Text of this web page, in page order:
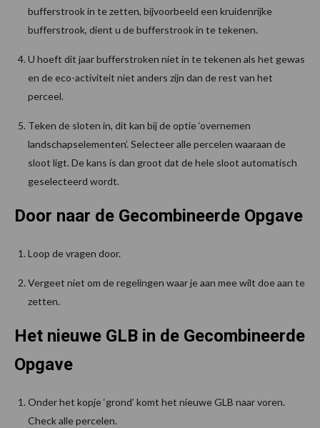
bufferstrook in te zetten, bijvoorbeeld een kruidenrijke
bufferstrook, dient u de bufferstrook in te tekenen.
U hoeft dit jaar bufferstroken niet in te tekenen als het gewas
en de eco-activiteit niet anders zijn dan de rest van het
perceel.
Teken de sloten in, dit kan bij de optie ‘overnemen
landschapselementen’. Selecteer alle percelen waaraan de
sloot ligt. De kans is dan groot dat de hele sloot automatisch
geselecteerd wordt.
Door naar de Gecombineerde Opgave
Loop de vragen door.
Vergeet niet om de regelingen waar je aan mee wilt doe aan te
zetten.
Het nieuwe GLB in de Gecombineerde
Opgave
Onder het kopje ‘grond’ komt het nieuwe GLB naar voren.
Check alle percelen.